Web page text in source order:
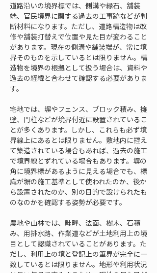
道路沿いの境界標では、側溝や縁石、舗装
端、官民境界に関する過去の工事跡などが判
断材料になります。ただし、道路構造物は改
修や舗装打替えで位置や見た目が変わること
があります。現在の側溝や舗装端が、常に境
界そのものを示しているとは限りません。構
造物を境界の根拠として扱う場合は、資料や
過去の経緯と合わせて確認する必要がありま
す。
宅地では、塀やフェンス、ブロック積み、擁
壁、門柱などが境界付近に設置されているこ
とが多くあります。しかし、これらも必ず境
界線上にあるとは限りません。敷地内に控え
て築造されている場合もあれば、過去の施工
で境界線とずれている場合もあります。塀の
角に境界標があるように見える場合でも、標
識が塀の施工基準として使われたのか、後か
ら設置されたのか、別の目的で設けられたも
のなのかを確認する姿勢が必要です。
農地や山林では、畦畔、法面、樹木、石積
み、用排水路、作業道などが土地利用上の境
目として認識されていることがあります。た
だし、利用上の境と登記上の筆界が完全に一
致しているとは限りません。地形や利用状況